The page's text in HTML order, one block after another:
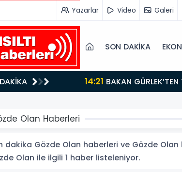
Yazarlar Video Galeri
SON DAKİKA
14:21BAKAN GÜRLEK’TEN TİGAD ÇALIŞTAYINDA Çarpıcı AÇIKLAMALAR: "Pazar Günü Yeni Bir Aydınlığa
Uyanacağız"
Olan Haberleri
dakika Gözde Olan haberleri ve Gözde
Olan ile ilgili 1 haber listeleniyor.